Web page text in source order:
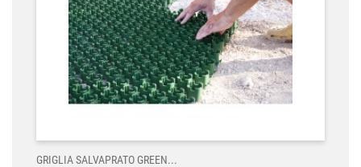
GRIGLIA SALVAPRATO GREEN...